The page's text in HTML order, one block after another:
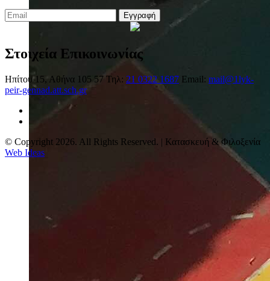
Εγγραφή
Στοιχεία Επικοινωνίας
Ηπίτου 15, Αθήνα 105 57 Τηλ: 21 0322 1687 Email: mail@1lyk-
peir-gennad.att.sch.gr
© Copyright 2026. All Rights Reserved. | Κατασκευή & Φιλοξενία
Web Ideas